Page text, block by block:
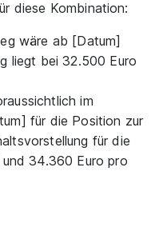
diese Kombination:
wäre ab [Datum]
liegt bei 32.500 Euro
im
für die Position zur
für die
34.360 Euro pro